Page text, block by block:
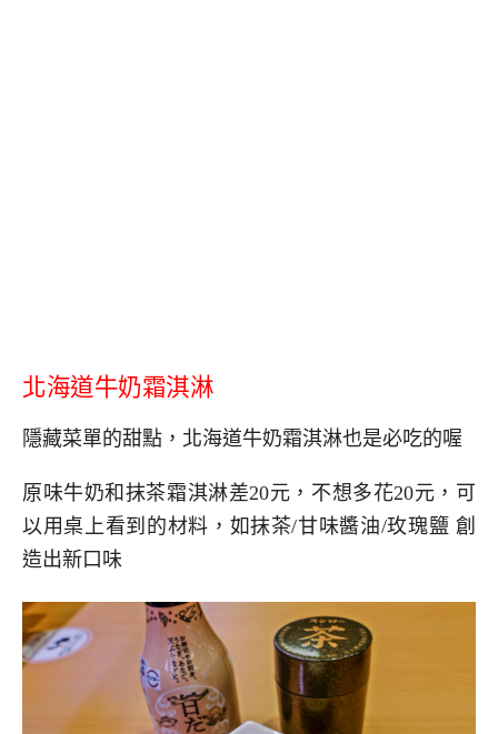
北海道牛奶霜淇淋
隱藏菜單的甜點，北海道牛奶霜淇淋也是必吃的喔
原味牛奶和抹茶霜淇淋差20元，不想多花20元，可
以用桌上看到的材料，如抹茶/甘味醬油/玫瑰鹽 創
造出新口味